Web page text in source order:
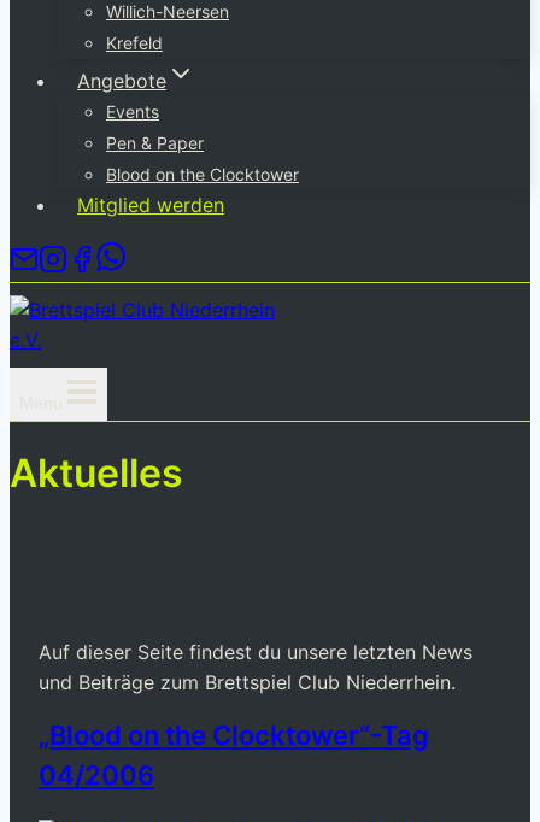
Willich-Neersen
Krefeld
Angebote
Events
Pen & Paper
Blood on the Clocktower
Mitglied werden
Menu
Aktuelles
Auf dieser Seite findest du unsere letzten News
und Beiträge zum Brettspiel Club Niederrhein.
„Blood on the Clocktower“-Tag
04/2006